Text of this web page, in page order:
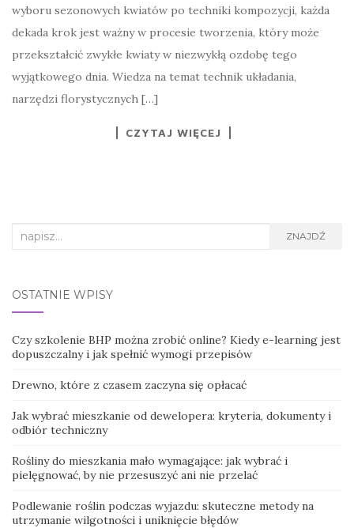
wyboru sezonowych kwiatów po techniki kompozycji, każda
dekada krok jest ważny w procesie tworzenia, który może
przekształcić zwykłe kwiaty w niezwykłą ozdobę tego
wyjątkowego dnia. Wiedza na temat technik układania,
narzędzi florystycznych […]
CZYTAJ WIĘCEJ
Search
ZNAJDŹ
OSTATNIE WPISY
Czy szkolenie BHP można zrobić online? Kiedy e-learning jest
dopuszczalny i jak spełnić wymogi przepisów
Drewno, które z czasem zaczyna się opłacać
Jak wybrać mieszkanie od dewelopera: kryteria, dokumenty i
odbiór techniczny
Rośliny do mieszkania mało wymagające: jak wybrać i
pielęgnować, by nie przesuszyć ani nie przelać
Podlewanie roślin podczas wyjazdu: skuteczne metody na
utrzymanie wilgotności i uniknięcie błędów